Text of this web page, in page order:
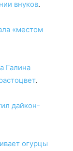
внуков.
«местом
Галина
.
дайкон-
огурцы